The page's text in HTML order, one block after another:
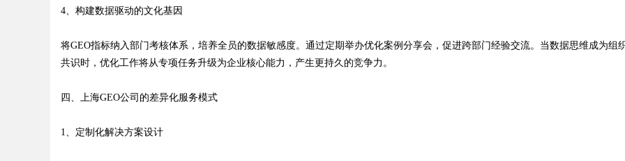
4、构建数据驱动的文化基因
将GEO指标纳入部门考核体系，培养全员的数据敏感度。通过定期举办优化案例分享会，促进跨部门经验交流。当数据思维成为组
共识时，优化工作将从专项任务升级为企业核心能力，产生更持久的竞争力。
四、上海GEO公司的差异化服务模式
1、定制化解决方案设计